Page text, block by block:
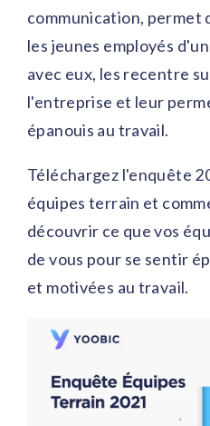
communication, permet
les jeunes employés
avec eux, les recentre
l'entreprise et leur
épanouis au travail.
Téléchargez l'enquête
équipes terrain et
découvrir ce que vos
de vous pour se sentir
et motivées au travail.